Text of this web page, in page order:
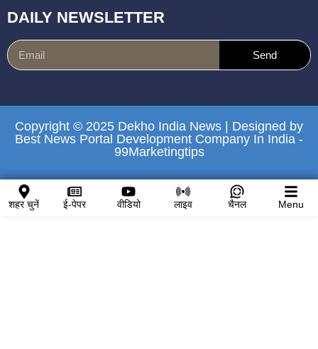
DAILY NEWSLETTER
Send
Copyright © 2025 Dekho India News | Designed by
Best News Portal Development Company In India -
99Marketingtips
शहर चुनें ई-पेपर वीडियो लाइव चैनल Menu